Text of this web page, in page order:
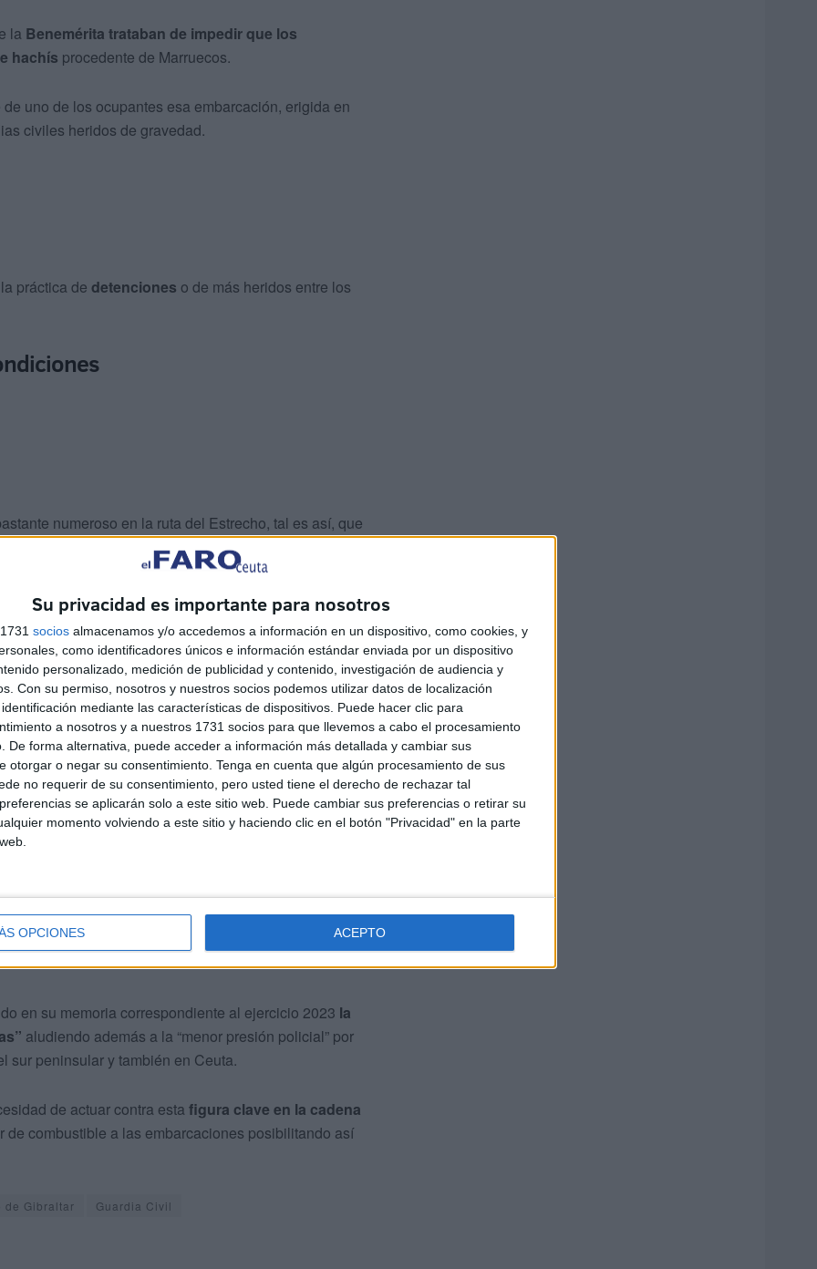
Su privacidad es importante para nosotros
socios almacenamos y/o accedemos a información en un dispositivo, como cookies, y
como identificadores únicos e información estándar enviada por un dispositivo
personalizado, medición de publicidad y contenido, investigación de audiencia y
Con su permiso, nosotros y nuestros socios podemos utilizar datos de localización
mediante las características de dispositivos. Puede hacer clic para
a nosotros y a nuestros 1731 socios para que llevemos a cabo el procesamiento
De forma alternativa, puede acceder a información más detallada y cambiar sus
otorgar o negar su consentimiento. Tenga en cuenta que algún procesamiento de sus
no requerir de su consentimiento, pero usted tiene el derecho de rechazar tal
se aplicarán solo a este sitio web. Puede cambiar sus preferencias o retirar su
momento volviendo a este sitio y haciendo clic en el botón "Privacidad" en la parte
OPCIONES ACEPTO
la Benemérita trataban de impedir que los
hachís procedente de Marruecos.
uno de los ocupantes esa embarcación, erigida en
civiles heridos de gravedad.
práctica de detenciones o de más heridos entre los
numeroso en la ruta del Estrecho, tal es así, que
que se saldaron con muertes, ambas de personas que
el traslado de hachís en grandes cantidades.
de una logística de apoyo y abastecimiento que es
con el endurecimiento de las penas.
en su memoria correspondiente al ejercicio 2023 la
aludiendo además a la “menor presión policial” por
sur peninsular y también en Ceuta.
de actuar contra esta figura clave en la cadena
de combustible a las embarcaciones posibilitando así
de Gibraltar
Guardia Civil